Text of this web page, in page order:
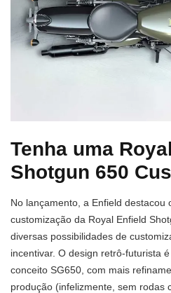
Tenha uma
Shotgun 650
No lançamento, a Enfield destacou
customização da Royal Enfield
diversas possibilidades de
incentivar. O design retrô-futurista
conceito SG650, com mais
produção (infelizmente, sem rodas